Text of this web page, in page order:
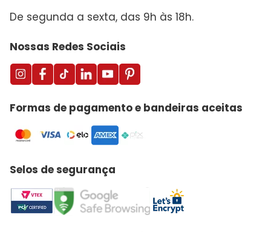
De segunda a sexta, das 9h às 18h.
Nossas Redes Sociais
Formas de pagamento e bandeiras aceitas
Selos de segurança